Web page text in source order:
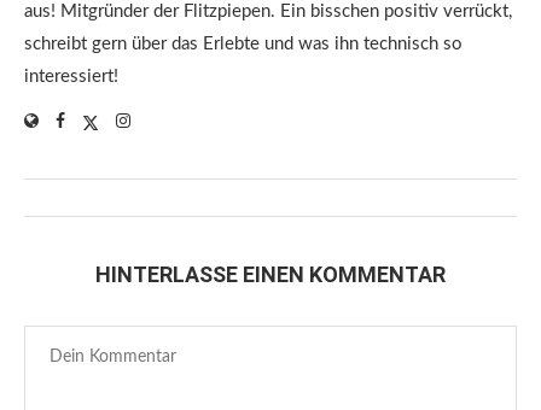
aus! Mitgründer der Flitzpiepen. Ein bisschen positiv verrückt,
schreibt gern über das Erlebte und was ihn technisch so
interessiert!
HINTERLASSE EINEN KOMMENTAR